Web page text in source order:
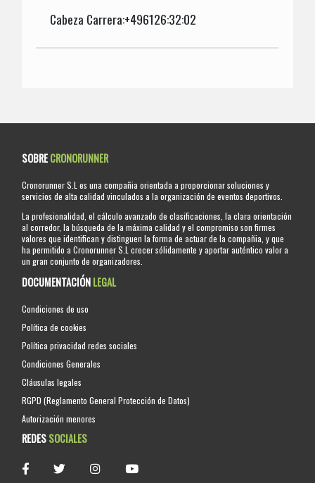
Cabeza Carrera:+496126:32:02
SOBRECRONORUNNER
Cronorunner S.L es una compañia orientada a proporcionar soluciones y
servicios de alta calidad vinculados a la organización de eventos deportivos.
La profesionalidad, el cálculo avanzado de clasificaciones, la clara orientación
al corredor, la búsqueda de la máxima calidad y el compromiso son firmes
valores que identifican y distinguen la forma de actuar de la compañia, y que
ha permitido a Cronorunner S.L crecer sólidamente y aportar auténtico valor a
un gran conjunto de organizadores.
DOCUMENTACIÓNLEGAL
Condiciones de uso
Política de cookies
Política privacidad redes sociales
Condiciones Generales
Cláusulas legales
RGPD (Reglamento General Protección de Datos)
Autorización menores
REDESSOCIALES